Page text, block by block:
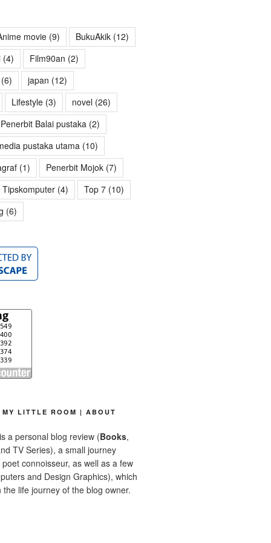
movie(9) BukuAkik(12)
(4) Film90an (2)
japan (12)
Lifestyle(3) novel(26)
Penerbit Balai pustaka(2)
pustaka utama(10)
(1) Penerbit Mojok(7)
Tipskomputer(4) Top 7(10)
(6)
MY LITTLE ROOM | ABOUT
a personal blog review (Books,
TV Series), a small journey
connoisseur, as well as a few
and Design Graphics), which
life journey of the blog owner.